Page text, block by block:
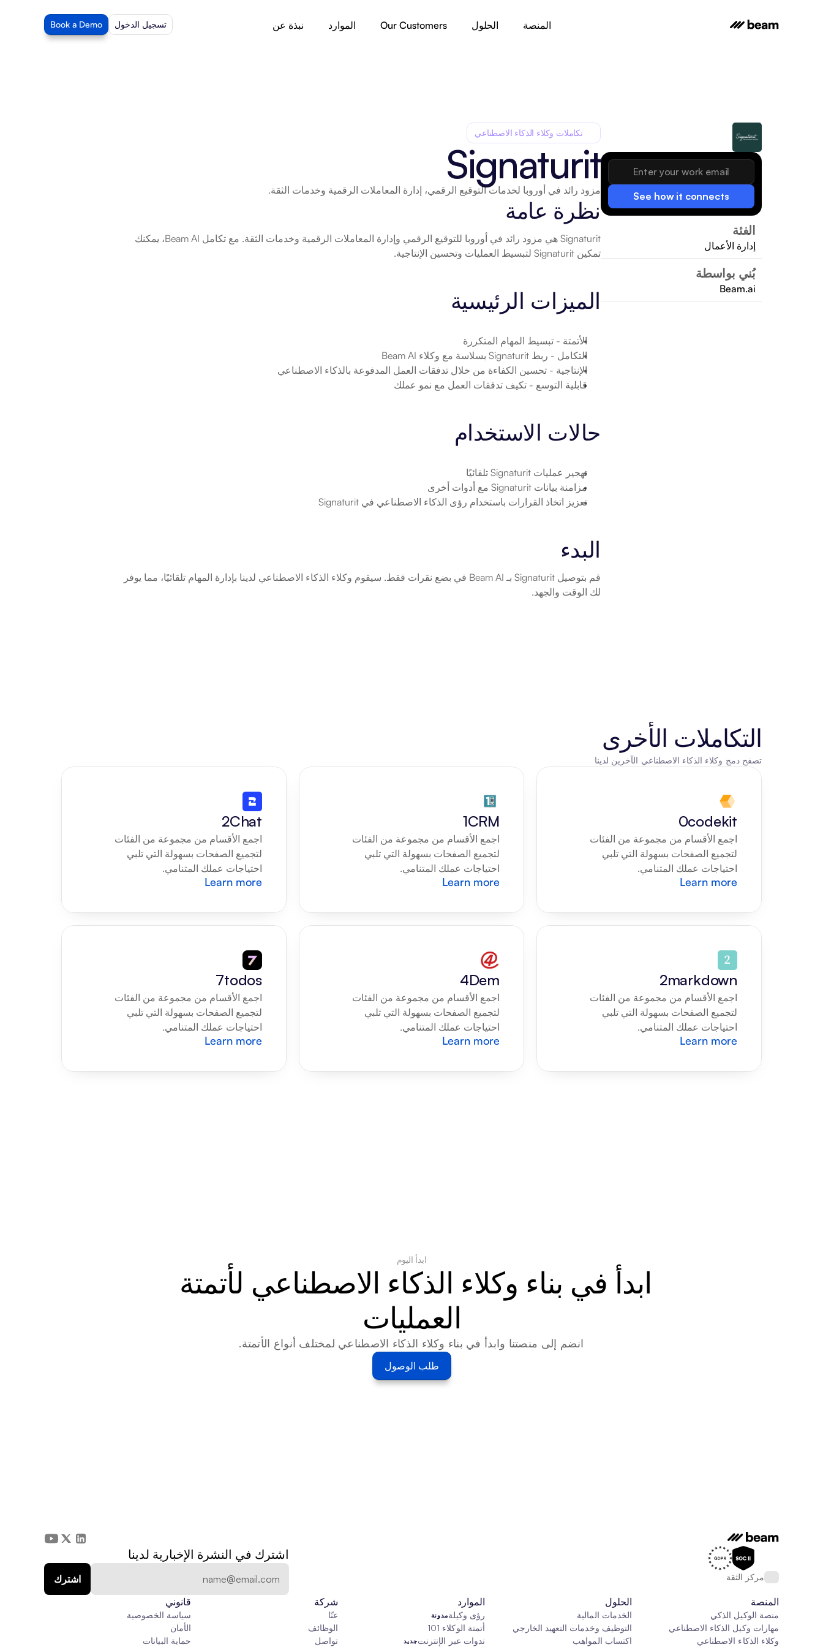
See how it connects
الفئة
إدارة الأعمال
بُني بواسطة
Beam.ai
تكاملات وكلاء الذكاء الاصطناعي
Signaturit
مزود رائد في أوروبا لخدمات التوقيع الرقمي، إدارة المعاملات الرقمية وخدمات الثقة.
نظرة عامة
تمكين Signaturit لتبسيط العمليات وتحسين الإنتاجية.
الميزات الرئيسية
الأتمتة - تبسيط المهام المتكررة
التكامل - ربط Signaturit بسلاسة مع وكلاء Beam AI
الإنتاجية - تحسين الكفاءة من خلال تدفقات العمل المدفوعة بالذكاء الاصطناعي
قابلية التوسع - تكيف تدفقات العمل مع نمو عملك
حالات الاستخدام
تهجير عمليات Signaturit تلقائيًا
مزامنة بيانات Signaturit مع أدوات أخرى
تعزيز اتخاذ القرارات باستخدام رؤى الذكاء الاصطناعي في Signaturit
البدء
لك الوقت والجهد.
التكاملات الأخرى
تصفح دمج وكلاء الذكاء الاصطناعي الآخرين لدينا
0codekit
احتياجات عملك المتنامي.
Learn more
1CRM
احتياجات عملك المتنامي.
Learn more
2Chat
احتياجات عملك المتنامي.
Learn more
2markdown
احتياجات عملك المتنامي.
Learn more
4Dem
احتياجات عملك المتنامي.
Learn more
7todos
احتياجات عملك المتنامي.
Learn more
ابدأ اليوم
العمليات
انضم إلى منصتنا وابدأ في بناء وكلاء الذكاء الاصطناعي لمختلف أنواع الأتمتة.
طلب الوصول
مركز الثقة
اشترك في النشرة الإخبارية لدينا
المنصة
منصة الوكيل الذكي
مهارات وكيل الذكاء الاصطناعي
وكلاء الذكاء الاصطناعي
الحلول
الخدمات المالية
التوظيف وخدمات التعهيد الخارجي
اكتساب المواهب
الموارد
رؤى وكيلةمدونة
أتمتة الوكلاء 101
ندوات عبر الإنترنتجديد
شركة
عنّا
الوظائف
تواصل
قانوني
سياسة الخصوصية
الأمان
حماية البيانات
المنصة الحلول Our Customers الموارد نبذة عن تسجيل الدخول Book a Demo